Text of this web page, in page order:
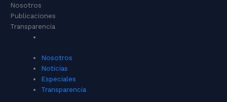
Nosotros
Publicaciones
Transparencia
Nosotros
Noticias
Especiales
Transparencia